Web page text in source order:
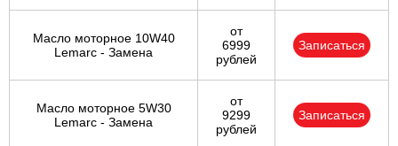
Масло моторное 10W40
Lemarc - Замена
от
6999
рублей
Записаться
Масло моторное 5W30
Lemarc - Замена
от
9299
рублей
Записаться